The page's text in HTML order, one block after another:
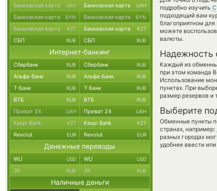
подробно изучить
подходящий вам
благоприятном
можете
валюты.
Надежность
Каждый из
при этом команда
Использование
пунктах. При
размер резервов и
Выберите
Обменные пункты
странах, например:
разных городах
удобнее ввести
Банковская карта UAH Банковская карта UAH
Банковская карта BYN Банковская карта BYN
Банковская карта KZT Банковская карта KZT
СБП RUB СБП RUB
Интернет-банкинг
Сбербанк RUB Сбербанк RUB
Альфа-Банк RUB Альфа-Банк RUB
Т-Банк RUB Т-Банк RUB
ВТБ RUB ВТБ RUB
Приват 24 UAH Приват 24 UAH
Kaspi Bank KZT Kaspi Bank KZT
Revolut EUR Revolut EUR
Денежные переводы
WU USD WU USD
ЗК RUB ЗК RUB
Наличные деньги